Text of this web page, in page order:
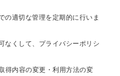
の適切な管理を定期的に行いま
なくして、プライバシーポリシ
得内容の変更・利用方法の変